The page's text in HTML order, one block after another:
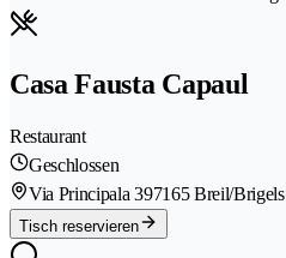
Casa Fausta Capaul
Restaurant
Geschlossen
Via Principala 397165 Breil/Brigels
Tisch reservieren